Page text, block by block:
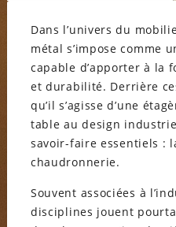
Dans l’univers du
métal s’impose comme
capable d’apporter à la
et durabilité. Derrière
qu’il s’agisse d’une
table au design
savoir-faire essentiels :
chaudronnerie.
Souvent associées à
disciplines jouent